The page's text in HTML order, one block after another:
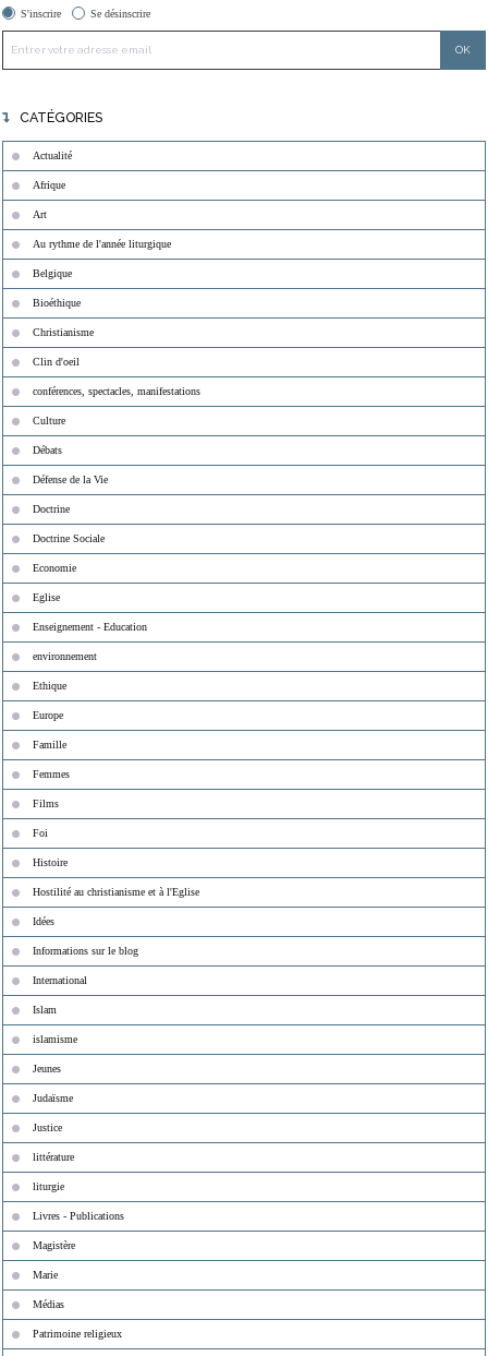
S'inscrire Se désinscrire
CATÉGORIES
Actualité
Afrique
Art
Au rythme de l'année liturgique
Belgique
Bioéthique
Christianisme
Clin d'oeil
conférences, spectacles, manifestations
Culture
Débats
Défense de la Vie
Doctrine
Doctrine Sociale
Economie
Eglise
Enseignement - Education
environnement
Ethique
Europe
Famille
Femmes
Films
Foi
Histoire
Hostilité au christianisme et à l'Eglise
Idées
Informations sur le blog
International
Islam
islamisme
Jeunes
Judaïsme
Justice
littérature
liturgie
Livres - Publications
Magistère
Marie
Médias
Patrimoine religieux